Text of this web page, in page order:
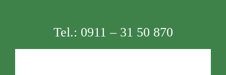
Tel.: 0911 – 31 50 870